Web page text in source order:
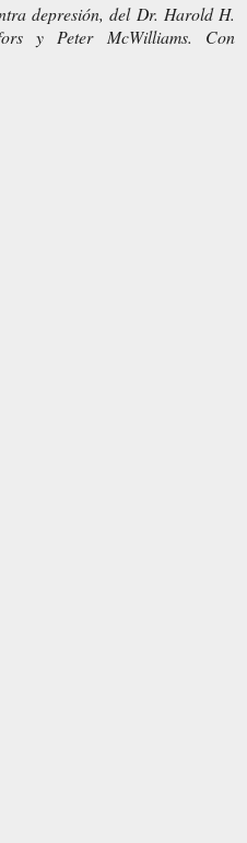
depresión, del Dr. Harold H.
y Peter McWilliams. Con